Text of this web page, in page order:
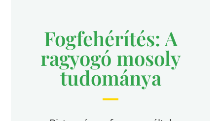
Fogfehérítés: A
ragyogó mosoly
tudománya